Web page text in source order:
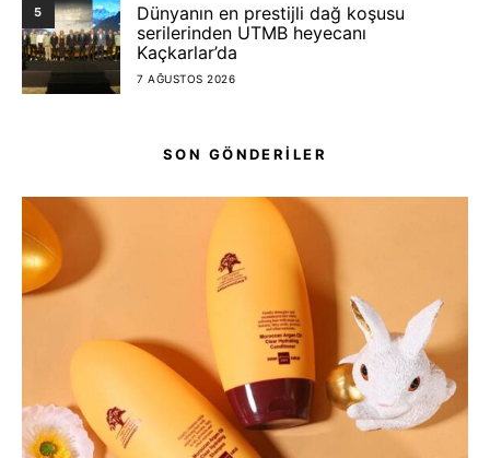
5
Dünyanın en prestijli dağ koşusu
serilerinden UTMB heyecanı
Kaçkarlar’da
7 AĞUSTOS 2026
SON GÖNDERİLER